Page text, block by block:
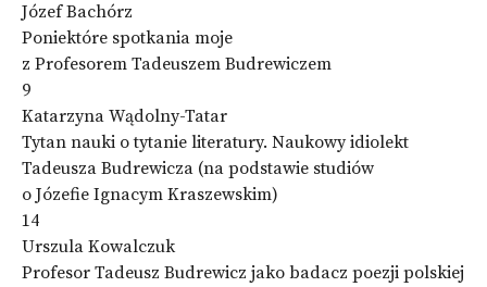
Józef Bachórz
Poniektóre spotkania moje
z Profesorem Tadeuszem Budrewiczem
9
Katarzyna Wądolny-Tatar
Tytan nauki o tytanie literatury. Naukowy idiolekt
Tadeusza Budrewicza (na podstawie studiów
o Józefie Ignacym Kraszewskim)
14
Urszula Kowalczuk
Profesor Tadeusz Budrewicz jako badacz poezji polskiej